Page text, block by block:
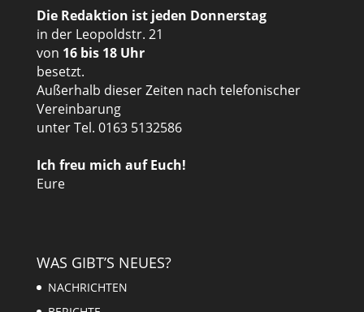
Die Redaktion ist jeden Donnerstag
in der Leopoldstr. 21
von 16 bis 18 Uhr
besetzt.
Außerhalb dieser Zeiten nach telefonischer
Vereinbarung
unter Tel. 0163 5132586
Ich freu mich auf Euch!
Eure
WAS GIBT’S NEUES?
NACHRICHTEN